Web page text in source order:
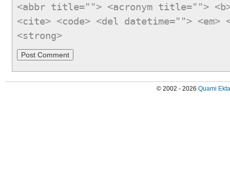
<abbr title=""> <acronym title="">
<cite> <code> <del datetime="">
<strong>
© 2002 - 2026 Quami